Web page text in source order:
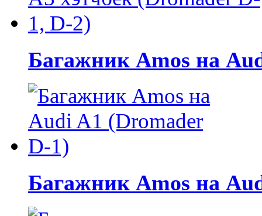
Багажник Amos на
Багажник Amos на